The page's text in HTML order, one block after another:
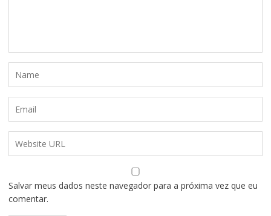
Salvar meus dados neste navegador para a próxima vez que eu
comentar.